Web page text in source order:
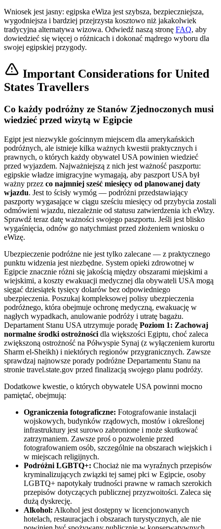
Wniosek jest jasny: egipska eWiza jest szybsza, bezpieczniejsza,
wygodniejsza i bardziej przejrzysta kosztowo niż jakakolwiek
tradycyjna alternatywa wizowa. Odwiedź naszą stronę FAQ, aby
dowiedzieć się więcej o różnicach i dokonać mądrego wyboru dla
swojej egipskiej przygody.
Important Considerations for United
States Travellers
Co każdy podróżny ze Stanów Zjednoczonych musi
wiedzieć przed wizytą w Egipcie
Egipt jest niezwykle gościnnym miejscem dla amerykańskich
podróżnych, ale istnieje kilka ważnych kwestii praktycznych i
prawnych, o których każdy obywatel USA powinien wiedzieć
przed wyjazdem. Najważniejszą z nich jest ważność paszportu:
egipskie władze imigracyjne wymagają, aby paszport USA był
ważny przez co najmniej sześć miesięcy od planowanej daty
wjazdu. Jest to ścisły wymóg — podróżni przedstawiający
paszporty wygasające w ciągu sześciu miesięcy od przybycia zostali
odmówieni wjazdu, niezależnie od statusu zatwierdzenia ich eWizy.
Sprawdź teraz datę ważności swojego paszportu. Jeśli jest blisko
wygaśnięcia, odnów go natychmiast przed złożeniem wniosku o
eWizę.
Ubezpieczenie podróżne nie jest tylko zalecane — z praktycznego
punktu widzenia jest niezbędne. System opieki zdrowotnej w
Egipcie znacznie różni się jakością między obszarami miejskimi a
wiejskimi, a koszty ewakuacji medycznej dla obywateli USA mogą
sięgać dziesiątek tysięcy dolarów bez odpowiedniego
ubezpieczenia. Poszukaj kompleksowej polisy ubezpieczenia
podróżnego, która obejmuje ochronę medyczną, ewakuację w
nagłych wypadkach, anulowanie podróży i utratę bagażu.
Departament Stanu USA utrzymuje poradę Poziom 1: Zachowaj
normalne środki ostrożności dla większości Egiptu, choć zaleca
zwiększoną ostrożność na Półwyspie Synaj (z wyłączeniem kurortu
Sharm el-Sheikh) i niektórych regionów przygranicznych. Zawsze
sprawdzaj najnowsze porady podróżne Departamentu Stanu na
stronie travel.state.gov przed finalizacją swojego planu podróży.
Dodatkowe kwestie, o których obywatele USA powinni mocno
pamiętać, obejmują:
Ograniczenia fotograficzne: Fotografowanie instalacji
wojskowych, budynków rządowych, mostów i określonej
infrastruktury jest surowo zabronione i może skutkować
zatrzymaniem. Zawsze proś o pozwolenie przed
fotografowaniem osób, szczególnie na obszarach wiejskich i
w miejscach religijnych.
Podróżni LGBTQ+: Chociaż nie ma wyraźnych przepisów
kryminalizujących związki tej samej płci w Egipcie, osoby
LGBTQ+ napotykały trudności prawne w ramach szerokich
przepisów dotyczących publicznej przyzwoitości. Zaleca się
dużą dyskrecję.
Alkohol: Alkohol jest dostępny w licencjonowanych
hotelach, restauracjach i obszarach turystycznych, ale nie